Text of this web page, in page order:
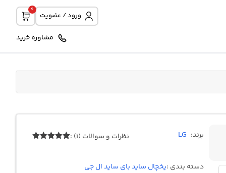
ورود / عضویت
0
مشاوره خرید
برند: LG نظرات و سوالات (1) :
دسته بندی :یخچال ساید بای ساید ال جی